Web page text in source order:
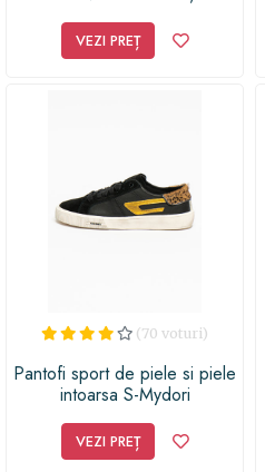
card memorie 64Gb, mod
parcare inteligent, G senzor,
VEZI PREȚ
(70 voturi)
Pantofi sport de piele si piele
intoarsa S-Mydori
VEZI PREȚ